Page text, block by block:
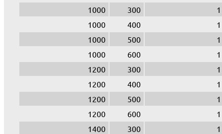
1000
300
1
1000
400
1
1000
500
1
1000
600
1
1200
300
1
1200
400
1
1200
500
1
1200
600
1
1400
300
1